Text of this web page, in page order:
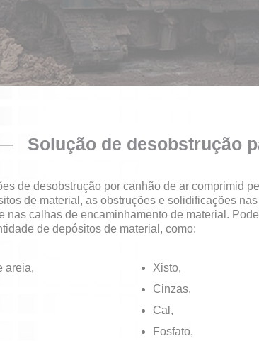
Solução de desobstrução
de desobstrução por canhão de ar comprimid
de material, as obstruções e solidificações
nas calhas de encaminhamento de material.
de depósitos de material, como:
areia,
Xisto,
Cinzas,
Cal,
Fosfato,